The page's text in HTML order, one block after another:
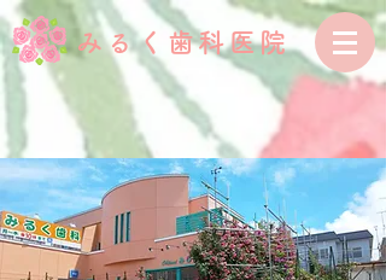
みるく歯科医院